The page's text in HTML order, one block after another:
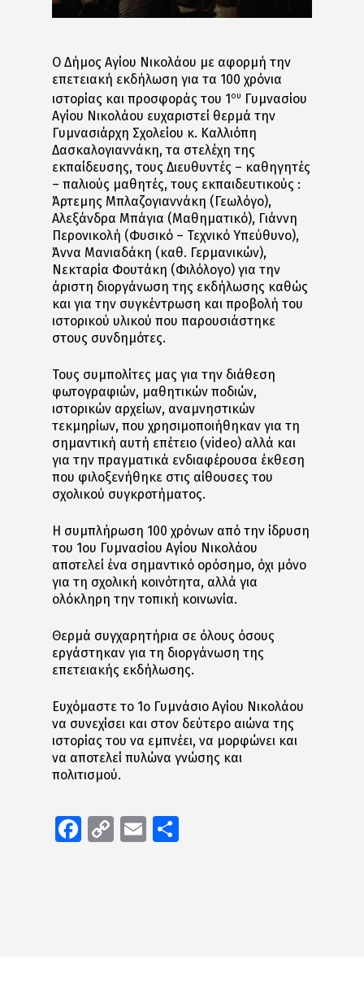
Ο Δήμος Αγίου Νικολάου με αφορμή την
επετειακή εκδήλωση για τα 100 χρόνια
ιστορίας και προσφοράς του 1 ου
Γυμνασίου
Αγίου Νικολάου ευχαριστεί θερμά την
Γυμνασιάρχη Σχολείου κ. Καλλιόπη
Δασκαλογιαννάκη, τα στελέχη της
εκπαίδευσης, τους Διευθυντές – καθηγητές
– παλιούς μαθητές, τους εκπαιδευτικούς :
Άρτεμης Μπλαζογιαννάκη (Γεωλόγο),
Αλεξάνδρα Μπάγια (Μαθηματικό), Γιάννη
Περονικολή (Φυσικό – Τεχνικό Υπεύθυνο),
Άννα Μανιαδάκη (καθ. Γερμανικών),
Νεκταρία Φουτάκη (Φιλόλογο) για την
άριστη διοργάνωση της εκδήλωσης καθώς
και για την συγκέντρωση και προβολή του
ιστορικού υλικού που παρουσιάστηκε
στους συνδημότες.
Τους συμπολίτες μας για την διάθεση
φωτογραφιών, μαθητικών ποδιών,
ιστορικών αρχείων, αναμνηστικών
τεκμηρίων, που χρησιμοποιήθηκαν για τη
σημαντική αυτή επέτειο (video) αλλά και
για την πραγματικά ενδιαφέρουσα έκθεση
που φιλοξενήθηκε στις αίθουσες του
σχολικού συγκροτήματος.
Η συμπλήρωση 100 χρόνων από την ίδρυση
του 1ου Γυμνασίου Αγίου Νικολάου
αποτελεί ένα σημαντικό ορόσημο, όχι μόνο
για τη σχολική κοινότητα, αλλά για
ολόκληρη την τοπική κοινωνία.
Θερμά συγχαρητήρια σε όλους όσους
εργάστηκαν για τη διοργάνωση της
επετειακής εκδήλωσης.
Ευχόμαστε το 1ο Γυμνάσιο Αγίου Νικολάου
να συνεχίσει και στον δεύτερο αιώνα της
ιστορίας του να εμπνέει, να μορφώνει και
να αποτελεί πυλώνα γνώσης και
πολιτισμού.
Facebook
CopyEmail